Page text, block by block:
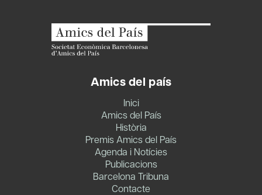
Amics del país
Inici
Amics del País
Història
Premis Amics del País
Agenda i Notícies
Publicacions
Barcelona Tribuna
Contacte